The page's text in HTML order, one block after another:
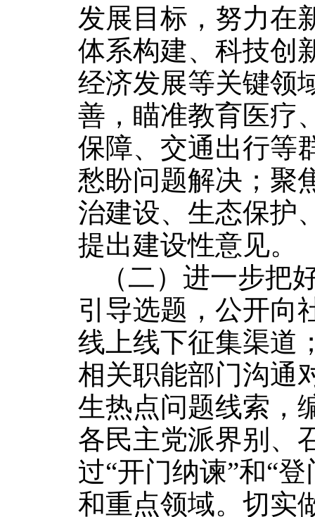
发展目标，努力在
体系构建、科技创
经济发展等关键领
善，瞄准教育医疗
保障、交通出行等
愁盼问题解决；聚
治建设、生态保护
提出建设性意见。
（二）进一步把
引导选题，公开向
线上线下征集渠道
相关职能部门沟通
生热点问题线索，
各民主党派界别、
过“开门纳谏”和“
和重点领域。切实